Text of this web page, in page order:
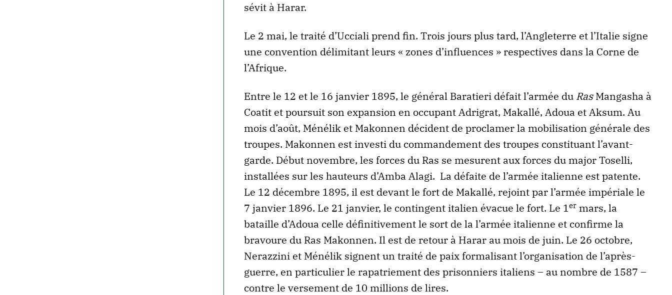
sévit à Harar.
Le 2 mai, le traité d’Ucciali prend fin. Trois jours plus tard, l’Angleterre et l’Italie signe
une convention délimitant leurs « zones d’influences » respectives dans la Corne de
l’Afrique.
Entre le 12 et le 16 janvier 1895, le général Baratieri défait l’armée du RasMangasha à
Coatit et poursuit son expansion en occupant Adrigrat, Makallé, Adoua et Aksum. Au
mois d’août, Ménélik et Makonnen décident de proclamer la mobilisation générale des
troupes. Makonnen est investi du commandement des troupes constituant l’avant-
garde. Début novembre, les forces du Ras se mesurent aux forces du major Toselli,
installées sur les hauteurs d’Amba Alagi. La défaite de l’armée italienne est patente.
Le 12 décembre 1895, il est devant le fort de Makallé, rejoint par l’armée impériale le
7 janvier 1896. Le 21 janvier, le contingent italien évacue le fort. Le 1ermars, la
bataille d’Adoua celle définitivement le sort de la l’armée italienne et confirme la
bravoure du Ras Makonnen. Il est de retour à Harar au mois de juin. Le 26 octobre,
Nerazzini et Ménélik signent un traité de paix formalisant l’organisation de l’après-
guerre, en particulier le rapatriement des prisonniers italiens – au nombre de 1587 –
contre le versement de 10 millions de lires.